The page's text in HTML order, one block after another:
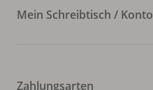
Mein Schreibtisch / Konto
Zahlungsarten